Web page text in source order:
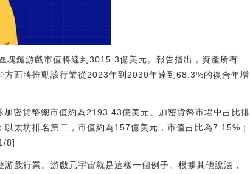
鏈游戲市值將達到3015.3億美元。報告指出，資產所有
面將推動該行業從2023年到2030年達到68.3%的復合年增
密貨幣總市值約為2193.43億美元。加密貨幣市場中占比排
太坊排名第二，市值約為157億美元，市值占比為7.15%；
8]
戲行業。游戲元宇宙就是這樣一個例子。根據其他說法，